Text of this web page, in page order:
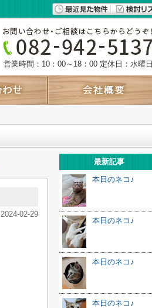
営業時間：10：00～18：00 定休日：水曜日
2024-02-29
最新記事
本日のネコ♪
本日のネコ♪
本日のネコ♪
本日のネコ♪